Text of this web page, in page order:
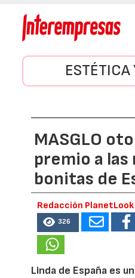
ESTÉTICA
MASGLO
premio a las
bonitas de
Redacción PlanetLook
326
Linda de España es